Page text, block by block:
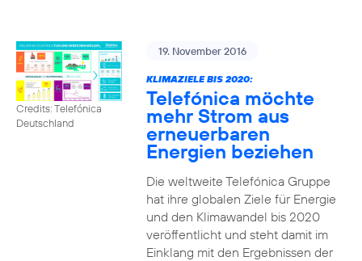
Credits: Telefónica
Deutschland
19. November 2016
KLIMAZIELE BIS 2020:
Telefónica möchte
mehr Strom aus
erneuerbaren
Energien beziehen
Die weltweite Telefónica Gruppe
hat ihre globalen Ziele für Energie
und den Klimawandel bis 2020
veröffentlicht und steht damit im
Einklang mit den Ergebnissen der